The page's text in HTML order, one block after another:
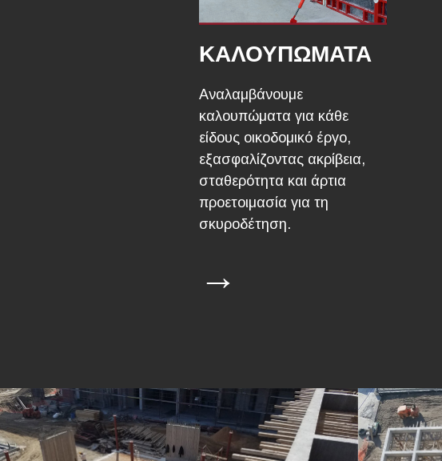
ΚΑΛΟΥΠΩΜΑΤΑ
Αναλαμβάνουμε
καλουπώματα για κάθε
είδους οικοδομικό έργο,
εξασφαλίζοντας ακρίβεια,
σταθερότητα και άρτια
προετοιμασία για τη
σκυροδέτηση.
→